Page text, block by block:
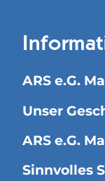
ARS e.G.
Unser
ARS e.G.
Sinnvolles